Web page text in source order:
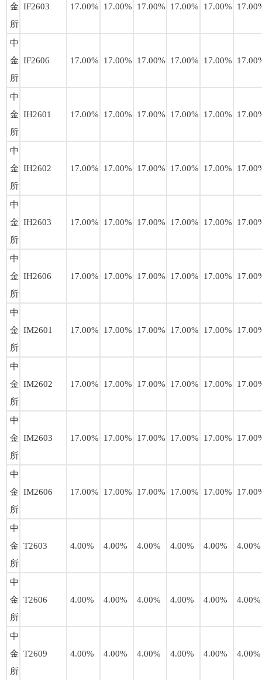
金
所
IF2603 17.00% 17.00% 17.00% 17.00% 17.00%
中
金
所
IF2606 17.00% 17.00% 17.00% 17.00% 17.00%
中
金
所
IH2601 17.00% 17.00% 17.00% 17.00% 17.00%
中
金
所
IH2602 17.00% 17.00% 17.00% 17.00% 17.00%
中
金
所
IH2603 17.00% 17.00% 17.00% 17.00% 17.00%
中
金
所
IH2606 17.00% 17.00% 17.00% 17.00% 17.00%
中
金
所
IM2601 17.00% 17.00% 17.00% 17.00% 17.00%
中
金
所
IM2602 17.00% 17.00% 17.00% 17.00% 17.00%
中
金
所
IM2603 17.00% 17.00% 17.00% 17.00% 17.00%
中
金
所
IM2606 17.00% 17.00% 17.00% 17.00% 17.00%
中
金
所
T2603 4.00% 4.00% 4.00% 4.00% 4.00% 4.00%
中
金
所
T2606 4.00% 4.00% 4.00% 4.00% 4.00% 4.00%
中
金
所
T2609 4.00% 4.00% 4.00% 4.00% 4.00% 4.00%